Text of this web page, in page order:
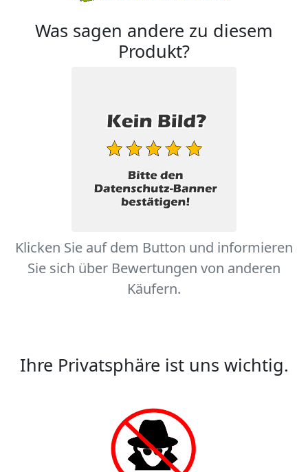
Was sagen andere zu diesem
Produkt?
Klicken Sie auf dem Button und informieren
Sie sich über Bewertungen von anderen
Käufern.
Ihre Privatsphäre ist uns wichtig.